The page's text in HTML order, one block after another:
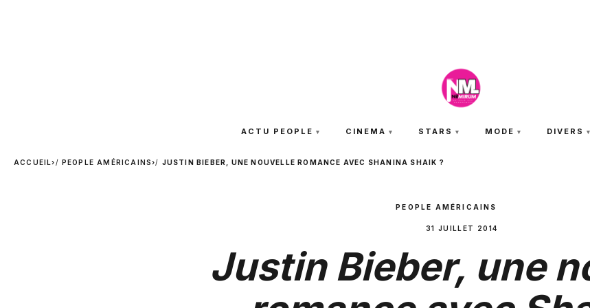
ACTU PEOPLE CINEMA STARS MODE DIVERS
ACCUEIL› PEOPLE AMÉRICAINS› JUSTIN BIEBER, UNE NOUVELLE ROMANCE AVEC SHANINA SHAIK ?
PEOPLE AMÉRICAINS
31 JUILLET 2014
Justin Bieber, une